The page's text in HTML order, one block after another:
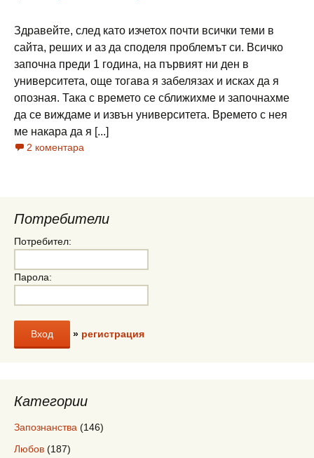
Здравейте, след като изчетох почти всички теми в
сайта, реших и аз да споделя проблемът си. Всичко
започна преди 1 година, на първият ни ден в
университета, още тогава я забелязах и исках да я
опозная. Така с времето се сближихме и започнахме
да се виждаме и извън университета. Времето с нея
ме накара да я [...]
2 коментара
Потребители
Потребител:
Парола:
» регистрация
Категории
Запознанства (146)
Любов (187)